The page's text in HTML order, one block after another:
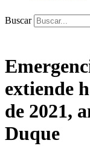
Buscar
extiende
de 2021,
Duque